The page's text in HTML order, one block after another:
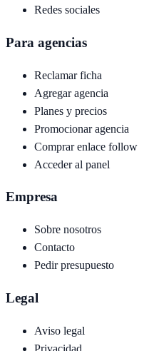
Redes sociales
Para agencias
Reclamar ficha
Agregar agencia
Planes y precios
Promocionar agencia
Comprar enlace follow
Acceder al panel
Empresa
Sobre nosotros
Contacto
Pedir presupuesto
Legal
Aviso legal
Privacidad